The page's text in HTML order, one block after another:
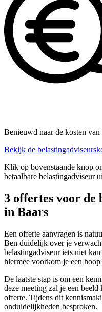
Benieuwd naar de kosten
Bekijk de
Klik op bovenstaande knop
betaalbare belastingadviseur
3 offertes voor de
in Baars
Een offerte aanvragen is
Ben duidelijk over je
belastingadviseur iets niet
hiermee voorkom je een
De laatste stap is om een
deze meeting zal je een
offerte. Tijdens dit
onduidelijkheden besproken.